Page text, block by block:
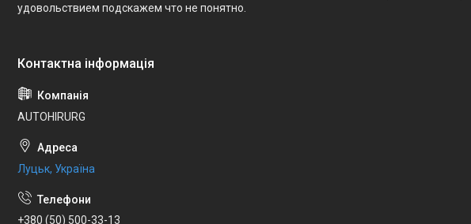
удовольствием подскажем что не понятно.
AUTOHIRURG
Луцьк, Україна
+380 (50) 500-33-13